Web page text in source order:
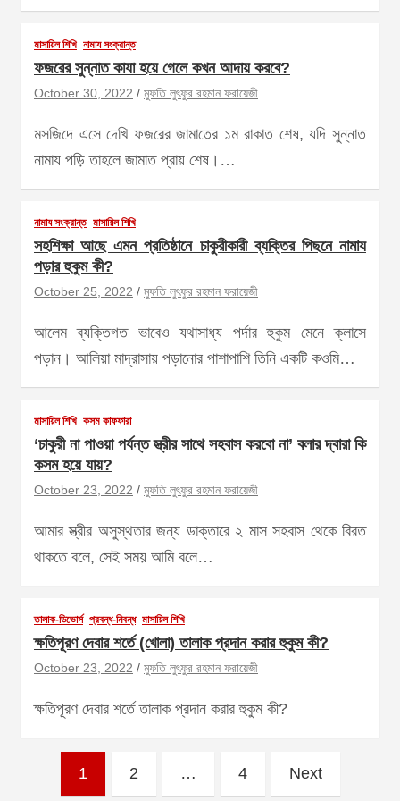
মাসায়িল শিখি নামায সংক্রান্ত
ফজরের সুন্নাত কাযা হয়ে গেলে কখন আদায় করবে?
October 30, 2022 মুফতি লুৎফুর রহমান ফরায়েজী
মসজিদে এসে দেখি ফজরের জামাতের ১ম রাকাত শেষ, যদি সুন্নাত
নামায পড়ি তাহলে জামাত প্রায় শেষ।…
নামায সংক্রান্ত মাসায়িল শিখি
সহশিক্ষা আছে এমন প্রতিষ্ঠানে চাকুরীকারী ব্যক্তির পিছনে নামায
পড়ার হুকুম কী?
October 25, 2022 মুফতি লুৎফুর রহমান ফরায়েজী
আলেম ব্যক্তিগত ভাবেও যথাসাধ্য পর্দার হুকুম মেনে ক্লাসে
পড়ান। আলিয়া মাদ্রাসায় পড়ানোর পাশাপাশি তিনি একটি কওমি…
মাসায়িল শিখি কসম কাফফারা
‘চাকুরী না পাওয়া পর্যন্ত স্ত্রীর সাথে সহবাস করবো না’ বলার দ্বারা কি
কসম হয়ে যায়?
October 23, 2022 মুফতি লুৎফুর রহমান ফরায়েজী
আমার স্ত্রীর অসুস্থতার জন্য ডাক্তারে ২ মাস সহবাস থেকে বিরত
থাকতে বলে, সেই সময় আমি বলে…
তালাক-ডিভোর্স প্রবন্ধ-নিবন্ধ মাসায়িল শিখি
ক্ষতিপূরণ দেবার শর্তে (খোলা) তালাক প্রদান করার হুকুম কী?
October 23, 2022 মুফতি লুৎফুর রহমান ফরায়েজী
ক্ষতিপূরণ দেবার শর্তে তালাক প্রদান করার হুকুম কী?
Posts
pagination
1 2 … 4 Next